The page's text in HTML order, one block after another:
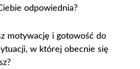
odpowiednia?
motywację i gotowość do
w której obecnie się